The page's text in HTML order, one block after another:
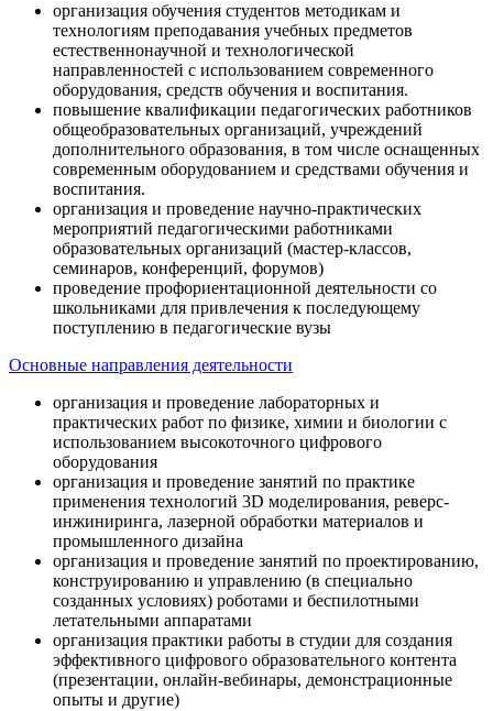
организация обучения студентов методикам и
технологиям преподавания учебных предметов
естественнонаучной и технологической
направленностей с использованием современного
оборудования, средств обучения и воспитания.
повышение квалификации педагогических работников
общеобразовательных организаций, учреждений
дополнительного образования, в том числе оснащенных
современным оборудованием и средствами обучения и
воспитания.
организация и проведение научно-практических
мероприятий педагогическими работниками
образовательных организаций (мастер-классов,
семинаров, конференций, форумов)
проведение профориентационной деятельности со
школьниками для привлечения к последующему
поступлению в педагогические вузы
Основные направления деятельности
организация и проведение лабораторных и
практических работ по физике, химии и биологии с
использованием высокоточного цифрового
оборудования
организация и проведение занятий по практике
применения технологий 3D моделирования, реверс-
инжиниринга, лазерной обработки материалов и
промышленного дизайна
организация и проведение занятий по проектированию,
конструированию и управлению (в специально
созданных условиях) роботами и беспилотными
летательными аппаратами
организация практики работы в студии для создания
эффективного цифрового образовательного контента
(презентации, онлайн-вебинары, демонстрационные
опыты и другие)